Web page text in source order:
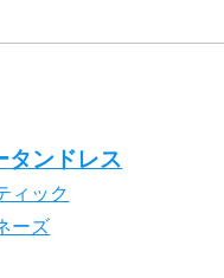
タンドレス
ィック
ーズ